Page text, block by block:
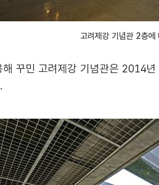
고려제강 기념관 2층에
꾸민 고려제강 기념관은 2014